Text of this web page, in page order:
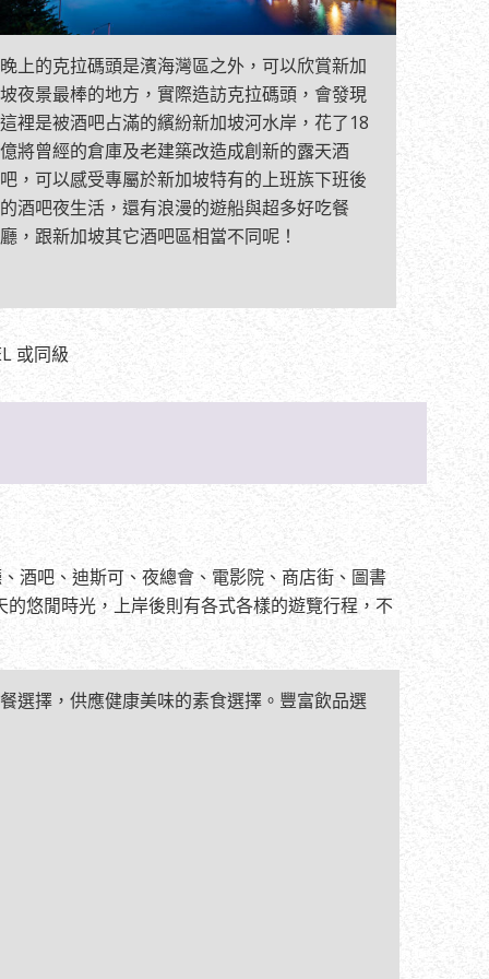
晚上的克拉碼頭是濱海灣區之外，可以欣賞新加
坡夜景最棒的地方，實際造訪克拉碼頭，會發現
這裡是被酒吧占滿的繽紛新加坡河水岸，花了18
億將曾經的倉庫及老建築改造成創新的露天酒
吧，可以感受專屬於新加坡特有的上班族下班後
的酒吧夜生活，還有浪漫的遊船與超多好吃餐
廳，跟新加坡其它酒吧區相當不同呢！
或同級
酒吧、迪斯可、夜總會、電影院、商店街、圖書
悠閒時光，上岸後則有各式各樣的遊覽行程，不
選擇，供應健康美味的素食選擇。豐富飲品選